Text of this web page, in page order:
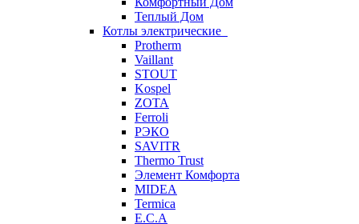
Теплый Дом
Котлы электрические
Protherm
Vaillant
STOUT
Kospel
ZOTA
Ferroli
РЭКО
SAVITR
Thermo Trust
Элемент Комфорта
MIDEA
Termica
E.C.A